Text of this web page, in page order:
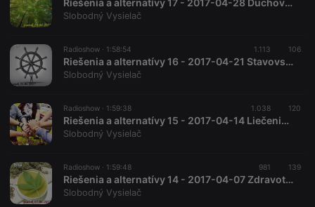
Riešenia a alternatívy 17 - 2017-04-28 Duchovný vzťah k prírode
Slobodný Vysielač
Radioshow · 1:58:54 1.113 106
Riešenia a alternatívy 16 - 2017-04-21 Stavovský štát a Roman Michelko
Slobodný Vysielač
Radioshow · 1:59:38 1.038 120
Riešenia a alternatívy 15 - 2017-04-14 Liečenie vzťahov
Slobodný Vysielač
Radioshow · 1:59:48 981 139
Riešenia a alternatívy 14 - 2017-04-07 Zdravotné účinky konopy
Slobodný Vysielač